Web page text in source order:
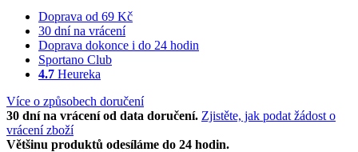
Doprava od 69 Kč
30 dní na vrácení
Doprava dokonce i do 24 hodin
Sportano Club
4.7 Heureka
Více o způsobech doručení
30 dní na vrácení od data doručení. Zjistěte, jak podat žádost o
vrácení zboží
Většinu produktů odesíláme do 24 hodin.